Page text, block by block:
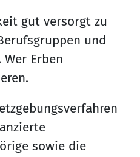
gut versorgt zu
und
Erben
sowie die